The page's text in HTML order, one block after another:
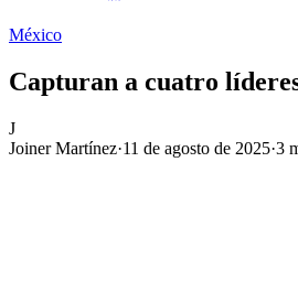
México
Capturan a cuatro
J
Joiner Martínez·11 de agosto de 2025·3